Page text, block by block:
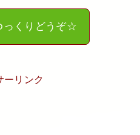
っくりどうぞ☆
ーリンク